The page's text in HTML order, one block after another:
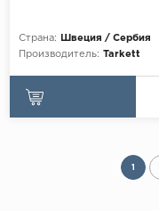
Страна:
Швеция / Сербия
Производитель: Tarkett
1